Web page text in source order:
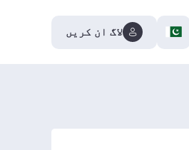
لاگ ان کریں